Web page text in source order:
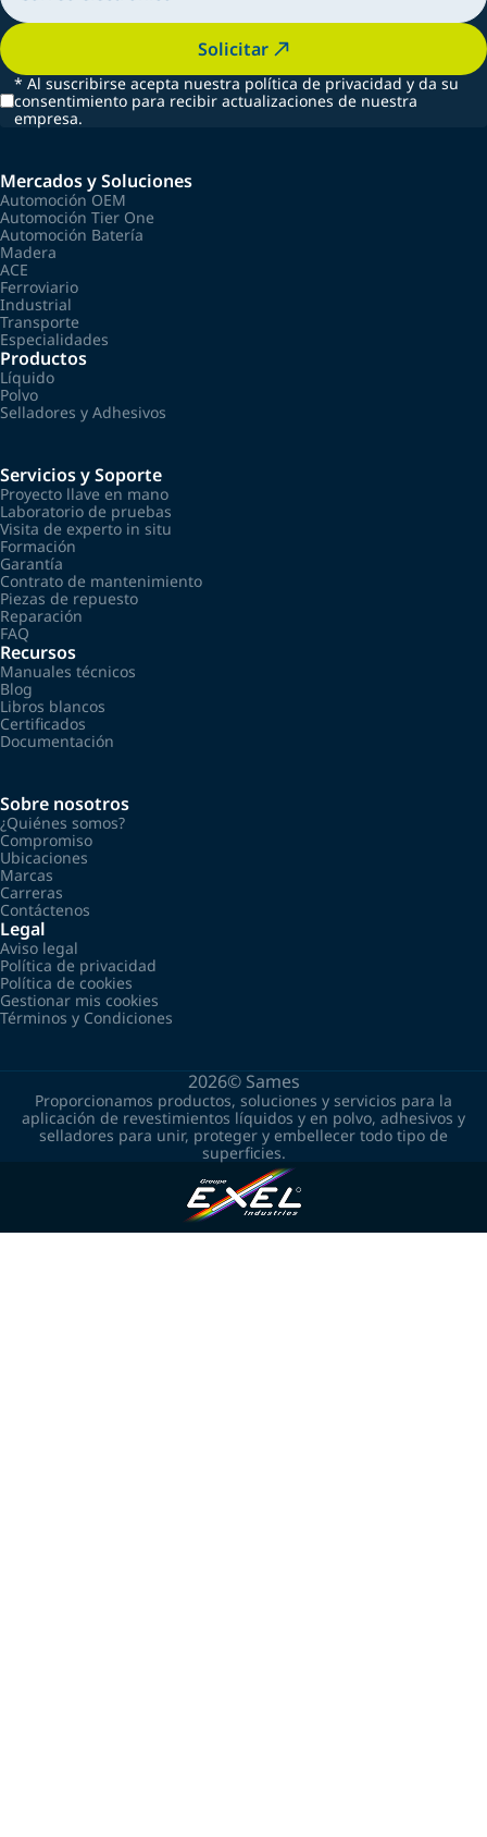
Solicitar
* Al suscribirse acepta nuestra política de privacidad y da su
consentimiento para recibir actualizaciones de nuestra
empresa.
Mercados y Soluciones
Automoción OEM
Automoción Tier One
Automoción Batería
Madera
ACE
Ferroviario
Industrial
Transporte
Especialidades
Productos
Líquido
Polvo
Selladores y Adhesivos
Servicios y Soporte
Proyecto llave en mano
Laboratorio de pruebas
Visita de experto in situ
Formación
Garantía
Contrato de mantenimiento
Piezas de repuesto
Reparación
FAQ
Recursos
Manuales técnicos
Blog
Libros blancos
Certificados
Documentación
Sobre nosotros
¿Quiénes somos?
Compromiso
Ubicaciones
Marcas
Carreras
Contáctenos
Legal
Aviso legal
Política de privacidad
Política de cookies
Gestionar mis cookies
Términos y Condiciones
2026© Sames
Proporcionamos productos, soluciones y servicios para la
aplicación de revestimientos líquidos y en polvo, adhesivos y
selladores para unir, proteger y embellecer todo tipo de
superficies.